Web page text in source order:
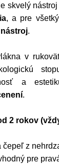
skvelý
, a pre
.
v
a
.
2 rokov
čepeľ z
pre